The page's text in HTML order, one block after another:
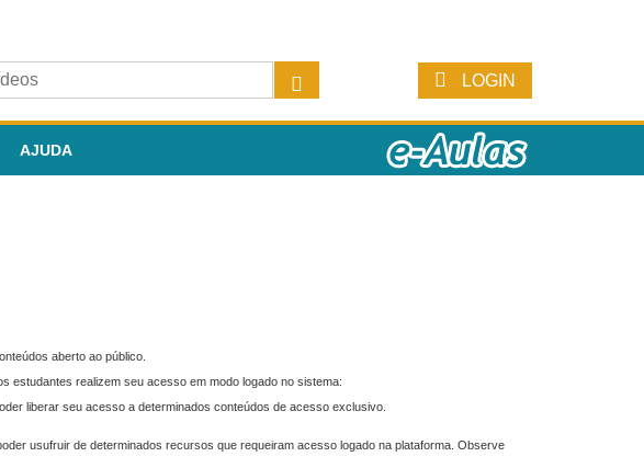
LOGIN
AJUDA
aberto ao público.
estudantes realizem seu acesso em modo logado no sistema:
liberar seu acesso a determinados conteúdos de acesso exclusivo.
usufruir de determinados recursos que requeiram acesso logado na plataforma. Observe